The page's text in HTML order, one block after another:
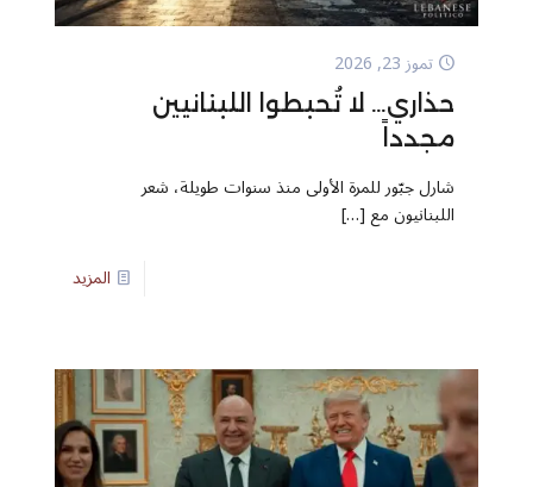
تموز 23, 2026
حذاري… لا تُحبطوا اللبنانيين
مجدداً
شارل جبّور للمرة الأولى منذ سنوات طويلة، شعر
اللبنانيون مع[…]
المزيد